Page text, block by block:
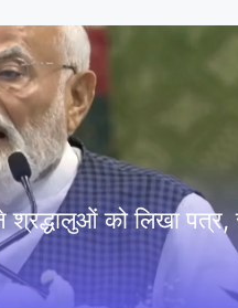
को लिखा पत्र,